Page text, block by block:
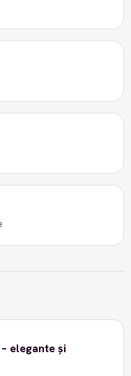
elegante și